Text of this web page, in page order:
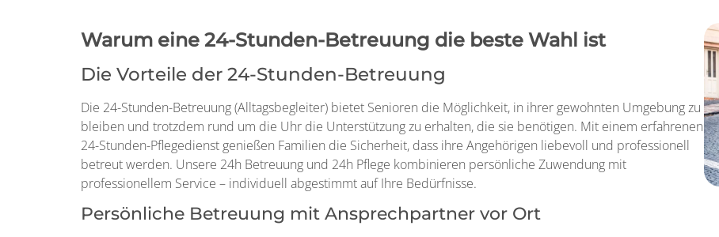
Warum eine 24-Stunden-Betreuung die beste Wahl ist
Die Vorteile der 24-Stunden-Betreuung
Die 24-Stunden-Betreuung (Alltagsbegleiter) bietet Senioren die Möglichkeit, in ihrer gewohnten Umgebung zu
bleiben und trotzdem rund um die Uhr die Unterstützung zu erhalten, die sie benötigen. Mit einem erfahrenen
24-Stunden-Pflegedienst genießen Familien die Sicherheit, dass ihre Angehörigen liebevoll und professionell
betreut werden. Unsere 24h Betreuung und 24h Pflege kombinieren persönliche Zuwendung mit
professionellem Service – individuell abgestimmt auf Ihre Bedürfnisse.
Persönliche Betreuung mit Ansprechpartner vor Ort